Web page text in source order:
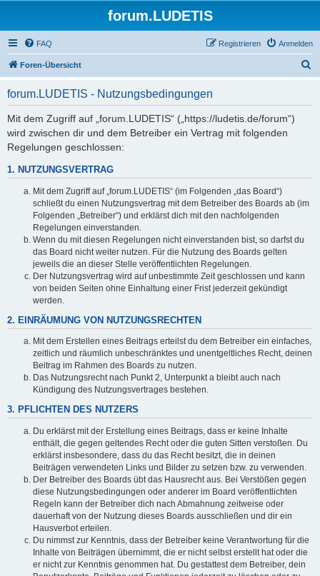
forum.LUDETIS
FAQ Anmelden
Registrieren
Foren-Übersicht
forum.LUDETIS - Nutzungsbedingungen
Mit dem Zugriff auf „forum.LUDETIS“ („https://ludetis.de/forum“)
wird zwischen dir und dem Betreiber ein Vertrag mit folgenden
Regelungen geschlossen:
1. NUTZUNGSVERTRAG
Mit dem Zugriff auf „forum.LUDETIS“ (im Folgenden „das Board“)
schließt du einen Nutzungsvertrag mit dem Betreiber des Boards ab (im
Folgenden „Betreiber“) und erklärst dich mit den nachfolgenden
Regelungen einverstanden.
Wenn du mit diesen Regelungen nicht einverstanden bist, so darfst du
das Board nicht weiter nutzen. Für die Nutzung des Boards gelten
jeweils die an dieser Stelle veröffentlichten Regelungen.
Der Nutzungsvertrag wird auf unbestimmte Zeit geschlossen und kann
von beiden Seiten ohne Einhaltung einer Frist jederzeit gekündigt
werden.
2. EINRÄUMUNG VON NUTZUNGSRECHTEN
Mit dem Erstellen eines Beitrags erteilst du dem Betreiber ein einfaches,
zeitlich und räumlich unbeschränktes und unentgeltliches Recht, deinen
Beitrag im Rahmen des Boards zu nutzen.
Das Nutzungsrecht nach Punkt 2, Unterpunkt a bleibt auch nach
Kündigung des Nutzungsvertrages bestehen.
3. PFLICHTEN DES NUTZERS
Du erklärst mit der Erstellung eines Beitrags, dass er keine Inhalte
enthält, die gegen geltendes Recht oder die guten Sitten verstoßen. Du
erklärst insbesondere, dass du das Recht besitzt, die in deinen
Beiträgen verwendeten Links und Bilder zu setzen bzw. zu verwenden.
Der Betreiber des Boards übt das Hausrecht aus. Bei Verstößen gegen
diese Nutzungsbedingungen oder anderer im Board veröffentlichten
Regeln kann der Betreiber dich nach Abmahnung zeitweise oder
dauerhaft von der Nutzung dieses Boards ausschließen und dir ein
Hausverbot erteilen.
Du nimmst zur Kenntnis, dass der Betreiber keine Verantwortung für die
Inhalte von Beiträgen übernimmt, die er nicht selbst erstellt hat oder die
er nicht zur Kenntnis genommen hat. Du gestattest dem Betreiber, dein